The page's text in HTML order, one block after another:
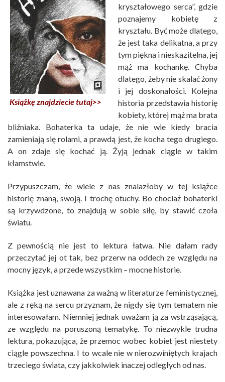
Książkę znajdziecie tutaj>>
kryształowego serca”, gdzie
poznajemy kobietę z
kryształu. Być może dlatego,
że jest taka delikatna, a przy
tym piękna i nieskazitelna, jej
mąż ma kochankę. Chyba
dlatego, żeby nie skalać żony
i jej doskonałości. Kolejna
historia przedstawia historię
kobiety, której mąż ma brata
bliźniaka. Bohaterka ta udaje, że nie wie kiedy bracia
zamieniają się rolami, a prawdą jest, że kocha tego drugiego.
A on zdaje się kochać ją. Żyją jednak ciągle w takim
kłamstwie.
Przypuszczam, że wiele z nas znalazłoby w tej książce
historię znaną, swoją. I trochę otuchy. Bo chociaż bohaterki
są krzywdzone, to znajdują w sobie siłę, by stawić czoła
światu.
Z pewnością nie jest to lektura łatwa. Nie dałam rady
przeczytać jej ot tak, bez przerw na oddech ze względu na
mocny język, a przede wszystkim – mocne historie.
Książka jest uznawana za ważną w literaturze feministycznej,
ale z ręką na sercu przyznam, że nigdy się tym tematem nie
interesowałam. Niemniej jednak uważam ją za wstrząsającą,
ze względu na poruszoną tematykę. To niezwykle trudna
lektura, pokazująca, że przemoc wobec kobiet jest niestety
ciągle powszechna. I to wcale nie w nierozwiniętych krajach
trzeciego świata, czy jakkolwiek inaczej odległych od nas.